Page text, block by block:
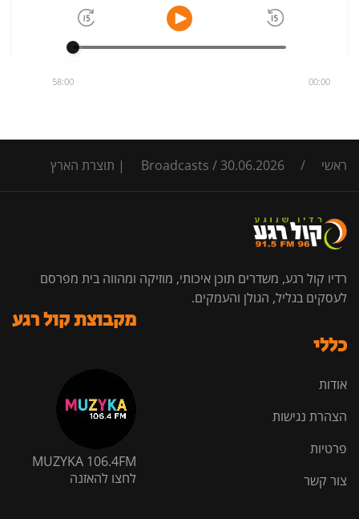
00:00
58:00
ראשי /
Broadcasts / 30.06.2026 | תוצרת הארץ
רדיו קול רגע, משדרים תוכן איכותי, מוזיקה ומהווה בית מפרסם
לעסקים בגליל, הגולן והעמקים.
כללי
אודות
הצהרת נגישות
פרטיות
צור קשר
מקבוצת קול רגע
MUZYKA 106.4FM
לחצו להאזנה